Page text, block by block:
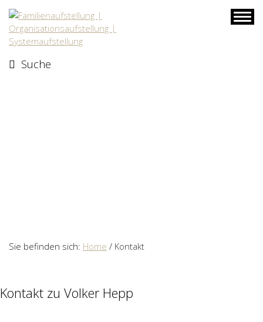
Skip
content
Suche
Sie befinden sich: Home / Kontakt
Kontakt zu Volker Hepp